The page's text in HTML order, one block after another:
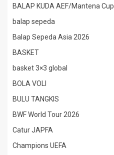
BALAP KUDA AEF/Mantena Cup
balap sepeda
Balap Sepeda Asia 2026
BASKET
basket 3×3 global
BOLA VOLI
BULU TANGKIS
BWF World Tour 2026
Catur JAPFA
Champions UEFA